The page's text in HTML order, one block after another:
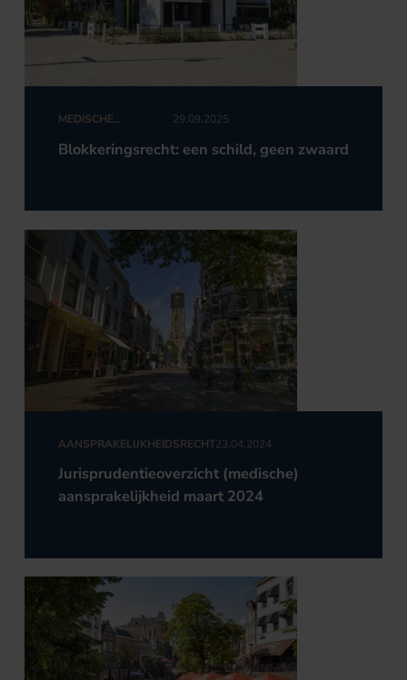
MEDISCHE
AANSPRAKELIJKHEID
29.09.2025
Blokkeringsrecht: een schild, geen zwaard
AANSPRAKELIJKHEIDSRECHT23.04.2024
Jurisprudentieoverzicht (medische)
aansprakelijkheid maart 2024